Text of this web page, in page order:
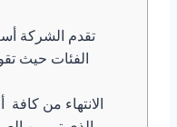
تقدم الشركة
الفئات حيث
الانتهاء من